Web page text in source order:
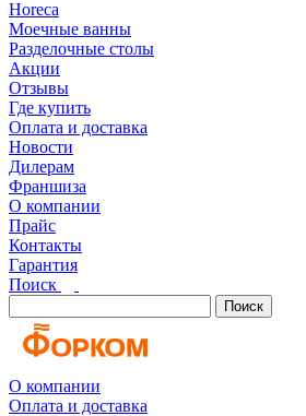
Horeca
Моечные ванны
Разделочные столы
Акции
Отзывы
Где купить
Оплата и доставка
Новости
Дилерам
Франшиза
О компании
Прайс
Контакты
Гарантия
Поиск
Поиск
О компании
Оплата и доставка